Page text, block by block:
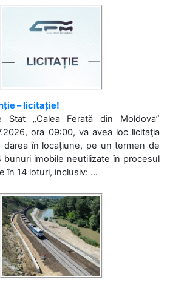
– licitație!
Stat „Calea Ferată din Moldova”
ora 09:00, va avea loc licitaţia
darea în locațiune, pe un termen de
bunuri imobile neutilizate în procesul
în 14 loturi, inclusiv: ...